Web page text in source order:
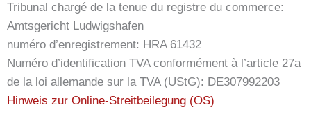
Tribunal chargé de la tenue du registre du commerce:
Amtsgericht Ludwigshafen
numéro d’enregistrement: HRA 61432
Numéro d’identification TVA conformément à l’article 27a
de la loi allemande sur la TVA (UStG): DE307992203
Hinweis zur Online-Streitbeilegung (OS)